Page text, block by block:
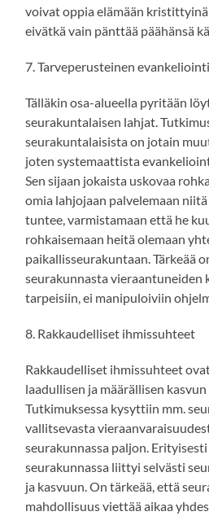
voivat oppia elämään
eivätkä vain pänttää päähänsä
7. Tarveperusteinen evankeliointi
Tälläkin osa-alueella pyritään
seurakuntalaisen lahjat.
seurakuntalaisista on jotain
joten systemaattista
Sen sijaan jokaista uskovaa
omia lahjojaan palvelemaan
tuntee, varmistamaan että he
rohkaisemaan heitä olemaan
paikallisseurakuntaan. Tärkeää
seurakunnasta vieraantuneiden
tarpeisiin, ei manipuloiviin
8. Rakkaudelliset ihmissuhteet
Rakkaudelliset ihmissuhteet
laadullisen ja määrällisen
Tutkimuksessa kysyttiin mm.
vallitsevasta
seurakunnassa paljon.
seurakunnassa liittyi selvästi
ja kasvuun. On tärkeää, että
mahdollisuus viettää aikaa